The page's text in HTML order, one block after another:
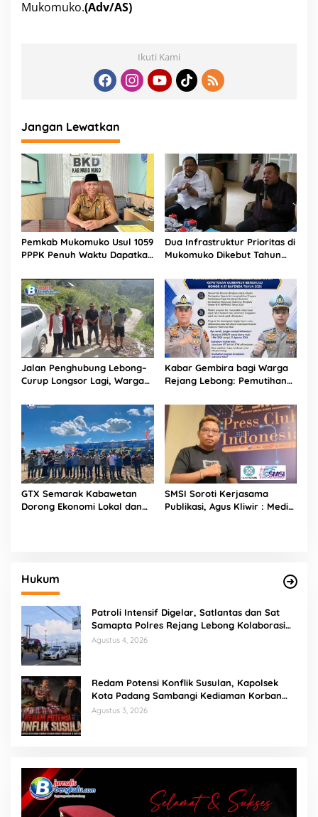
Mukomuko.(Adv/AS)
Ikuti Kami
Jangan Lewatkan
Pemkab Mukomuko Usul 1059
PPPK Penuh Waktu Dapatkan
Dua Infrastruktur Prioritas di
Mukomuko Dikebut Tahun
Jalan Penghubung Lebong–
Curup Longsor Lagi, Warga
Permanen
Kabar Gembira bagi Warga
Rejang Lebong: Pemutihan
Dibuka Mulai Mei 2026
GTX Semarak Kabawetan
Dorong Ekonomi Lokal dan
SMSI Soroti Kerjasama
Publikasi, Agus Kliwir : Media
Hukum
Patroli Intensif Digelar, Satlantas dan Sat
Samapta Polres Rejang Lebong Kolaborasi
Berantas Balap Liar
Agustus 4, 2026
Redam Potensi Konflik Susulan, Kapolsek
Kota Padang Sambangi Kediaman Korban
Penganiayaan di Lubuk Mumpo
Agustus 3, 2026